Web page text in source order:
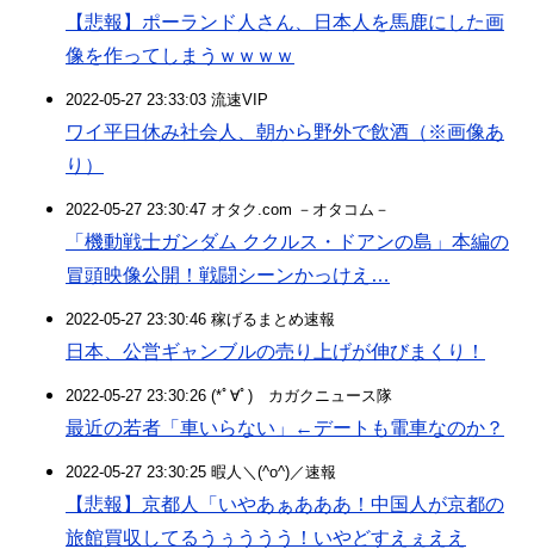
【悲報】ポーランド人さん、日本人を馬鹿にした画
像を作ってしまうｗｗｗｗ
2022-05-27 23:33:03 流速VIP
ワイ平日休み社会人、朝から野外で飲酒（※画像あ
り）
2022-05-27 23:30:47 オタク.com －オタコム－
「機動戦士ガンダム ククルス・ドアンの島」本編の
冒頭映像公開！戦闘シーンかっけえ…
2022-05-27 23:30:46 稼げるまとめ速報
日本、公営ギャンブルの売り上げが伸びまくり！
2022-05-27 23:30:26 (*ﾟ∀ﾟ)ゞカガクニュース隊
最近の若者「車いらない」←デートも電車なのか？
2022-05-27 23:30:25 暇人＼(^o^)／速報
【悲報】京都人「いやあぁあああ！中国人が京都の
旅館買収してるうぅううう！いやどすえぇええ